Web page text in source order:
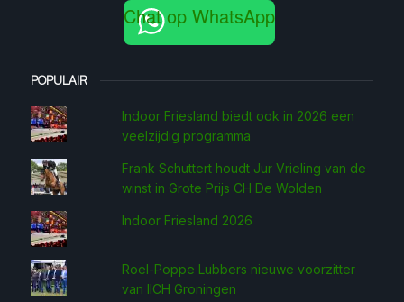
Chat op WhatsApp
POPULAIR
Indoor Friesland biedt ook in 2026 een
veelzijdig programma
Frank Schuttert houdt Jur Vrieling van de
winst in Grote Prijs CH De Wolden
Indoor Friesland 2026
Roel-Poppe Lubbers nieuwe voorzitter
van IICH Groningen